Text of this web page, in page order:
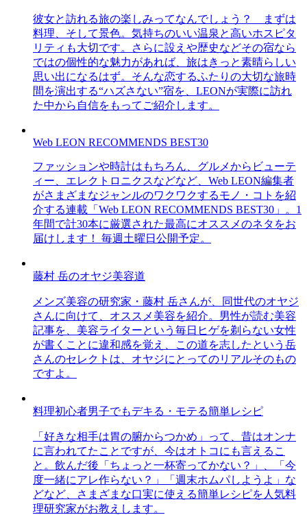
彼女と訪れる旅の楽しみってなんでしょう？ まずは
料理、そして景色。気持ちのいい温泉と高いホスピタ
リティも大切です。さらに設えや歴史などその宿なら
ではの個性的な魅力があれば、旅はきっと素晴らしい
思い出になるはず。そんな恋するふたりの大切な旅時
間を演出する“ハズさない”宿を、LEONが実際に訪れ
た中から自信をもってご紹介します。
Web LEON RECOMMENDS BEST30
ファッションや時計はもちろん、グルメからビューテ
ィー、エレクトロニクスなどなど、Web LEON編集者
がさまざまなジャンルのワクワクするモノ・コトを紹
介する連載「Web LEON RECOMMENDS BEST30」。1
年間で計30本に厳選された最高にオススメのネタをお
届けします！ 毎週土曜日公開予定。
藤村 岳のオヤジ美容道
メンズ美容の研究家・藤村 岳さんが、同世代のオヤジ
さんに向けて、オススメ美容を紹介。男性が読む美容
記事を、美容ライターという毎日ヒゲを剃らない女性
が書くことに違和感を覚え、この道を志したという岳
さんのセレクトは、オヤジにとってのリアルそのもの
ですよ。
料理初心者男子でもデキる・モテる簡単レシピ
「好きな相手は胃の腑からつかめ」って、昔はオンナ
に言われてたことですが、今はオトコにも言えるこ
と。飲んだ後「ちょっと一杯寄ってかない？」、「今
度一緒にアレ作らない？」「週末ホムパしようよ」な
どなど、さまざまな口実に使える簡単レシピを人気料
理研究家がお教えします。